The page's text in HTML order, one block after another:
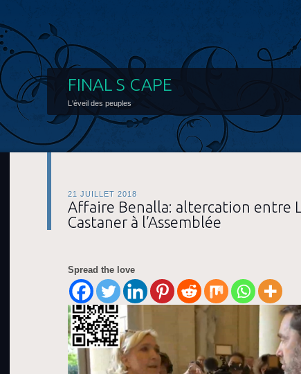
FINAL S CAPE
L'éveil des peuples
21 JUILLET 2018
Affaire Benalla: altercation entre
Castaner à l’Assemblée
Spread the love